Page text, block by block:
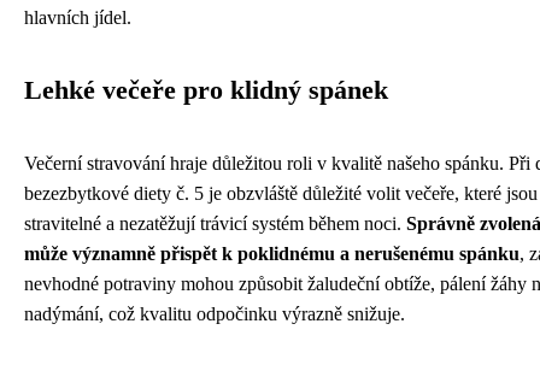
hlavních jídel.
Lehké večeře pro klidný spánek
Večerní stravování hraje důležitou roli v kvalitě našeho spánku. Při
bezezbytkové diety č. 5 je obzvláště důležité volit večeře, které
stravitelné a nezatěžují trávicí systém během noci. Správně
může významně přispět k poklidnému a nerušenému spánku,
nevhodné potraviny mohou způsobit žaludeční obtíže, pálení žáhy
nadýmání, což kvalitu odpočinku výrazně snižuje.